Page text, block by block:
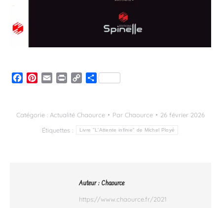
Facebook
Pinterest
Email Print
CopyPartager
Catégorie : Actualité Chaource Par Chaource
26 février 2026
Étiquettes :
Livre "L'Attente infinie" de Michel Ployé
Auteur : Chaource
https://www.chaource.fr/2021